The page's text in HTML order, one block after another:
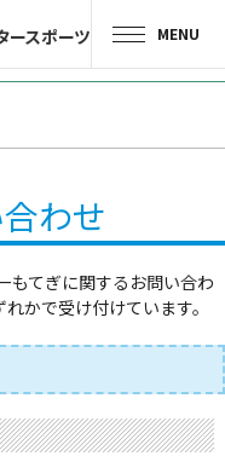
ースポーツ MENU
わせ
もてぎに関するお問い合わ
かで受け付けています。